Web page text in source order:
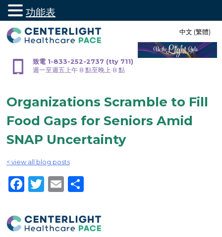
致電 1-833-252-2737 (tty 711)
週一至週五上午 8 點至晚上 8 點
中文 (繁體)
Organizations Scramble to Fill
Food Gaps for Seniors Amid
SNAP Uncertainty
< view all blog posts
Facebook
Twitter
EmailShare
功能表